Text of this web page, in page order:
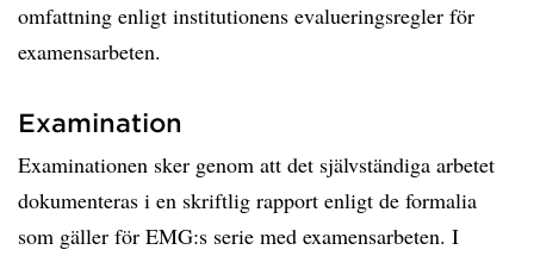
omfattning enligt institutionens evalueringsregler för
examensarbeten.
Examination
Examinationen sker genom att det självständiga arbetet
dokumenteras i en skriftlig rapport enligt de formalia
som gäller för EMG:s serie med examensarbeten. I